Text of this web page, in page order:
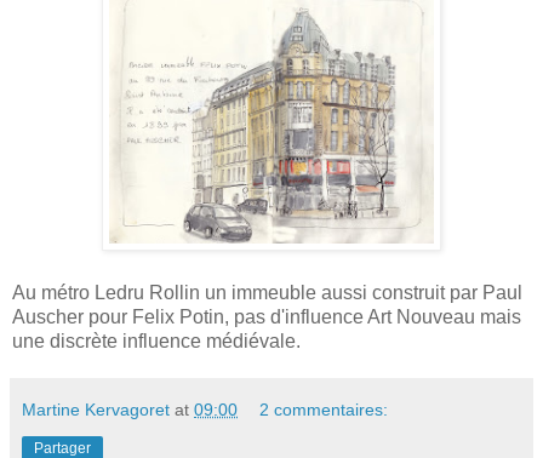
Au métro Ledru Rollin un immeuble aussi construit par Paul
Auscher pour Felix Potin, pas d'influence Art Nouveau mais
une discrète influence médiévale .
Martine Kervagoret at 09:00 2 commentaires:
Partager